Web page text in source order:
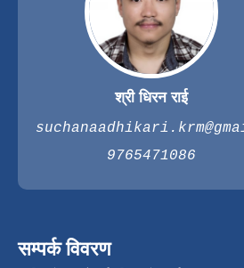
श्री धिरन राई
9765471086
सम्पर्क विवरण